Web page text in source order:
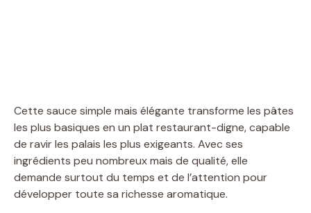
Cette sauce simple mais élégante transforme les pâtes
les plus basiques en un plat restaurant-digne, capable
de ravir les palais les plus exigeants. Avec ses
ingrédients peu nombreux mais de qualité, elle
demande surtout du temps et de l’attention pour
développer toute sa richesse aromatique.